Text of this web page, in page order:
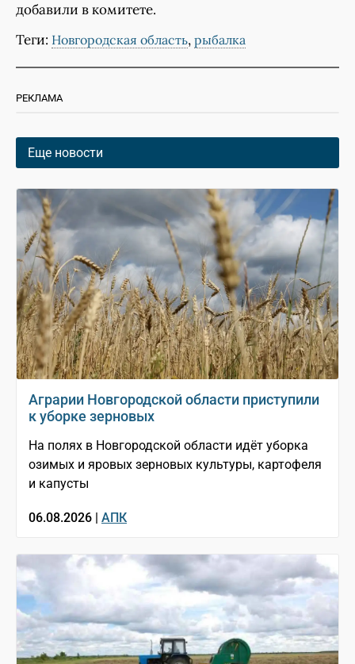
добавили в комитете.
Теги: Новгородская область, рыбалка
РЕКЛАМА
Еще новости
Аграрии Новгородской области приступили
к уборке зерновых
На полях в Новгородской области идёт уборка
озимых и яровых зерновых культуры, картофеля
и капусты
06.08.2026 | АПК